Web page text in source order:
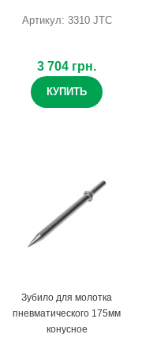
Артикул: 3310 JTC
3 704 грн.
КУПИТЬ
Зубило для молотка
пневматического 175мм
конусное